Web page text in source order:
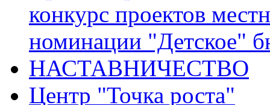
конкурс проектов
номинации "Детское"
НАСТАВНИЧЕСТВО
Центр "Точка роста"